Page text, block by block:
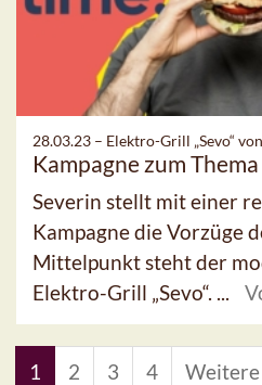
28.03.23 – Elektro-Grill „Sevo“
Kampagne zum
Severin stellt mit einer
Kampagne die Vorzüge
Mittelpunkt steht der
Elektro-Grill „Sevo“. ...
1 2 3 4